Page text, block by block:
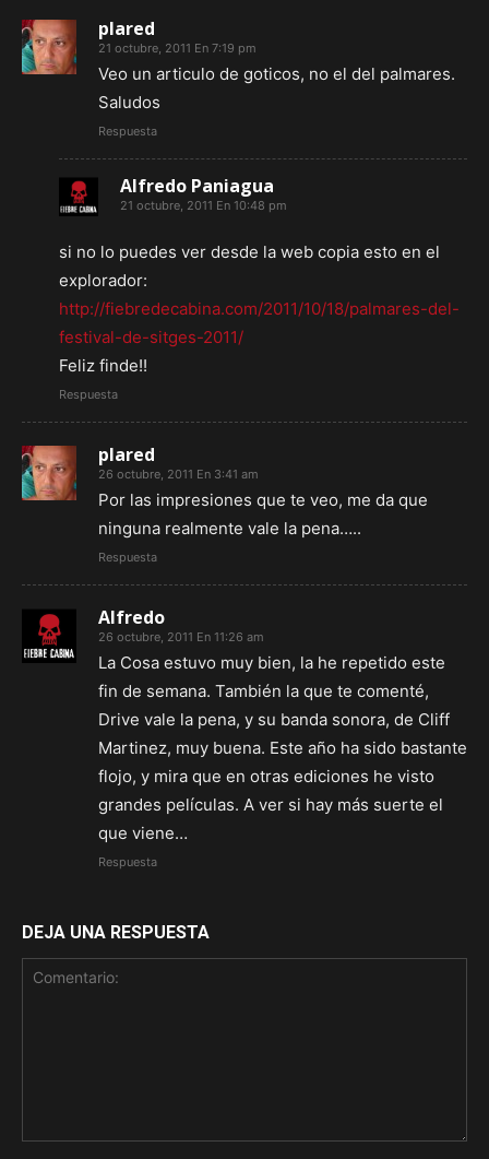
plared
21 octubre, 2011 En 7:19 pm
Veo un articulo de goticos, no el del palmares.
Saludos
Respuesta
Alfredo Paniagua
21 octubre, 2011 En 10:48 pm
si no lo puedes ver desde la web copia esto en el
explorador:
http://fiebredecabina.com/2011/10/18/palmares-del-
festival-de-sitges-2011/
Feliz finde!!
Respuesta
plared
26 octubre, 2011 En 3:41 am
Por las impresiones que te veo, me da que
ninguna realmente vale la pena…..
Respuesta
Alfredo
26 octubre, 2011 En 11:26 am
La Cosa estuvo muy bien, la he repetido este
fin de semana. También la que te comenté,
Drive vale la pena, y su banda sonora, de Cliff
Martinez, muy buena. Este año ha sido bastante
flojo, y mira que en otras ediciones he visto
grandes películas. A ver si hay más suerte el
que viene…
Respuesta
DEJA UNA RESPUESTA